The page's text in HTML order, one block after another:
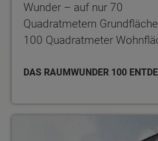
Wunder – auf nur 70
Quadratmetern
100 Quadratmeter
DAS RAUMWUNDER 100